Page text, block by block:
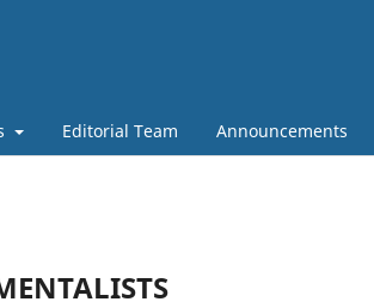
Editorial Team Announcements